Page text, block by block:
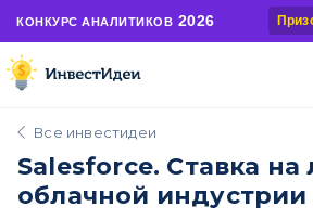
КОНКУРС АНАЛИТИКОВ 2026
Все инвестидеи
Salesforce. Ставка на
облачной индустрии